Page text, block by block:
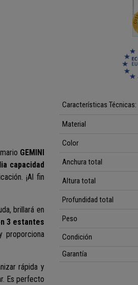
GEMINI
capacidad
¡Al fin
brillará en
3 estantes
proporciona
rápida y
Es perfecto
Características Técnicas:
Material
Color
Anchura total
Altura total
Profundidad total
Peso
Condición
Garantía